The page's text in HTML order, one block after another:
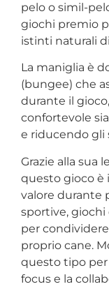
pelo o simil-
giochi premio
istinti naturali
La maniglia è
(bungee) che
durante il
confortevole
e riducendo gli
Grazie alla sua
questo gioco è
valore durante
sportive,
per
proprio cane.
questo tipo
focus e la